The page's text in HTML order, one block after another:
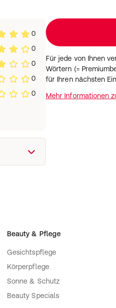
0
0
0
0
0
Für jede von Ihnen
Wörtern (=
für Ihren nächsten
Mehr Informationen
Beauty & Pflege
Gesichtspflege
Körperpflege
Sonne & Schutz
Beauty Specials